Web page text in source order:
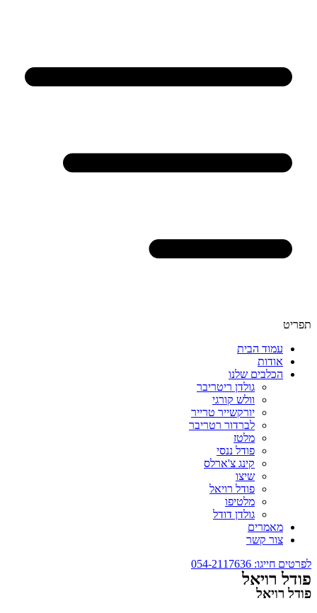
תפריט
עמוד הבית
אודות
הכלבים שלנו
גולדן ריטריבר
וולש קורגי
יורקשייר טרייר
לברדור רטריבר
מלטז
פודל ננסי
קינג צ'ארלס
שיצו
פודל רויאל
מלטיפו
גולדן דודל
מאמרים
צור קשר
לפרטים חייגו: 054-2117636
פודל רויאל
פודל רויאל